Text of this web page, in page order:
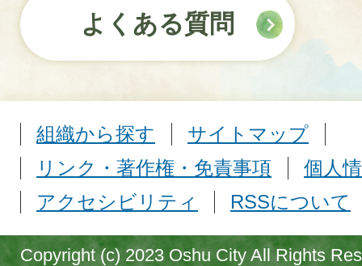
よくある質問
組織から探す
サイトマップ
リンク・著作権・免責事項
個人
アクセシビリティ
RSSについて
Copyright (c) 2023 Oshu City All Rights